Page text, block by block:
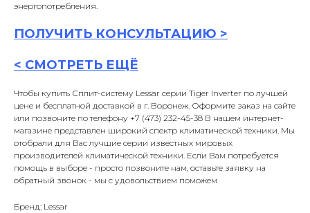
энергопотребления.
ПОЛУЧИТЬ КОНСУЛЬТАЦИЮ >
< СМОТРЕТЬ ЕЩЁ
Чтобы купить Сплит-систему Lessar серии Tiger Inverter по лучшей
цене и бесплатной доставкой в г. Воронеж. Оформите заказ на сайте
или позвоните по телефону +7 (473) 232-45-38 В нашем интернет-
магазине представлен широкий спектр климатической техники. Мы
отобрали для Вас лучшие серии известных мировых
производителей климатической техники. Если Вам потребуется
помощь в выборе - просто позвоните нам, оставьте заявку на
обратный звонок - мы с удовольствием поможем
Бренд: Lessar